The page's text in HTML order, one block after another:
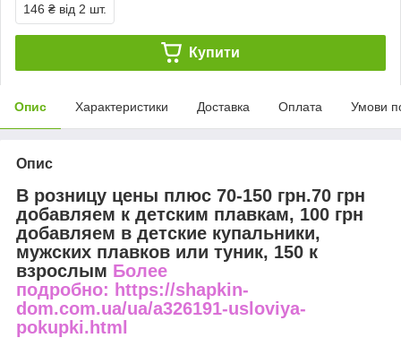
146 ₴ від 2 шт.
Купити
Опис Характеристики Доставка Оплата Умови
Опис
В розницу цены плюс 70-150 грн.70 грн
добавляем к детским плавкам, 100 грн
добавляем в детские купальники,
мужских плавков или туник, 150 к
взрослым Более
подробно: https://shapkin-
dom.com.ua/ua/a326191-usloviya-
pokupki.html